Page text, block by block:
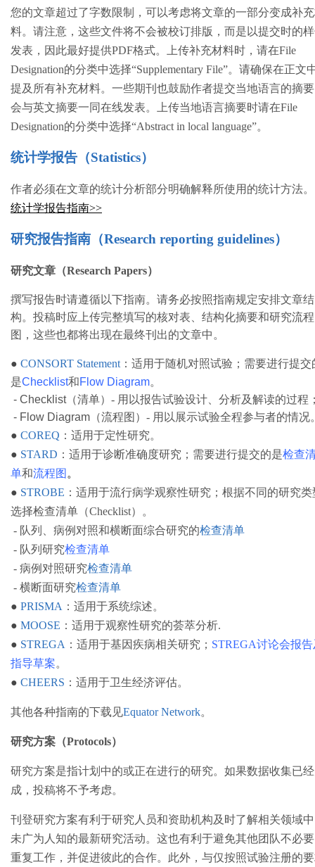
您的文章超过了字数限制，可以考虑将文章的一部分变成补
料。请注意，这些文件将不会被校订排版，而是以提交时的
发表，因此最好提供PDF格式。上传补充材料时，请在File
Designation的分类中选择“Supplementary File”。请确保在正文
提及所有补充材料。一些期刊也鼓励作者提交当地语言的摘
会与英文摘要一同在线发表。上传当地语言摘要时请在File
Designation的分类中选择“Abstract in local language”。
统计学报告（Statistics）
作者必须在文章的统计分析部分明确解释所使用的统计方法。
统计学报告指南>>
研究报告指南（Research reporting guidelines）
研究文章（Research Papers）
撰写报告时请遵循以下指南。请务必按照指南规定安排文章结
构。投稿时应上传完整填写的核对表、结构化摘要和研究流程
图，这些也都将出现在最终刊出的文章中。
● CONSORT Statement ： 适用于随机对照试验；需要进行提交
是Checklist和Flow Diagram。
- Checklist（清单）- 用以报告试验设计、分析及解读的过程
- Flow Diagram （流程图）- 用以展示试验全程参与者的情况
● COREQ ：适用于定性研究。
● STARD ：适用于诊断准确度研究；需要进行提交的是检查
单和流程图 。
● STROBE ：适用于流行病学观察性研究；根据不同的研究类
选择检查清单（Checklist）。
- 队列、病例对照和横断面综合研究的检查清单
- 队列研究检查清单
- 病例对照研究检查清单
- 横断面研究检查清单
● PRISMA ：适用于系统综述。
● MOOSE ：适用于观察性研究的荟萃分析.
● STREGA ：适用于基因疾病相关研究 ； STREGA讨论会报
指导草案。
● CHEERS ：适用于卫生经济评估。
其他各种指南的下载见Equator Network。
研究方案（Protocols）
研究方案是指计划中的或正在进行的研究。如果数据收集已
成，投稿将不予考虑。
刊登研究方案有利于研究人员和资助机构及时了解相关领域
未广为人知的最新研究活动。这也有利于避免其他团队不必
重复工作，并促进彼此的合作。此外，与仅按照试验注册的